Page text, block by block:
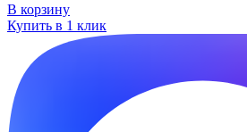
В корзину
Купить в 1 клик